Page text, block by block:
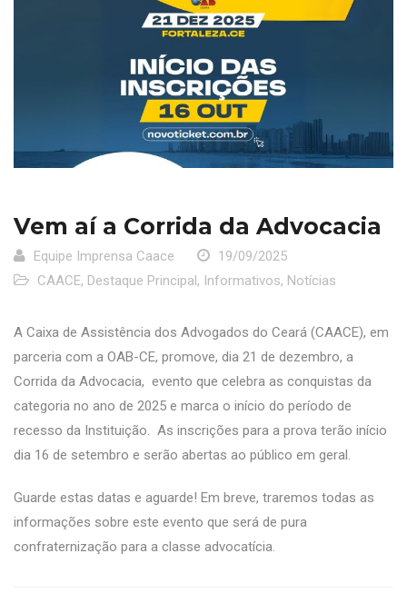
Vem aí a Corrida da Advocacia
Equipe Imprensa Caace
19/09/2025
CAACE, Destaque Principal , Informativos, Notícias
A Caixa de Assistência dos Advogados do Ceará (CAACE), em
parceria com a OAB-CE, promove, dia 21 de dezembro, a
Corrida da Advocacia, evento que celebra as conquistas da
categoria no ano de 2025 e marca o início do período de
recesso da Instituição. As inscrições para a prova terão início
dia 16 de setembro e serão abertas ao público em geral.
Guarde estas datas e aguarde! Em breve, traremos todas as
informações sobre este evento que será de pura
confraternização para a classe advocatícia.